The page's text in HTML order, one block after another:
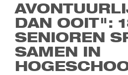
DAN OOIT":
SENIOREN
SAMEN IN